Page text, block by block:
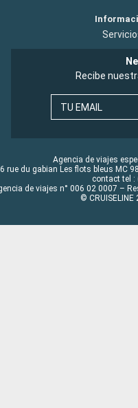
Recibe
TU EMAIL
Agencia de viajes
rue du gabian Les flots bleus MC
contact tel :
de viajes n° 006 02 0007 –
©